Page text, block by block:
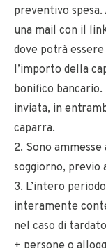
preventivo
una mail con il
dove potrà
l’importo della
bonifico
inviata, in
caparra.
2. Sono
soggiorno, previo
3. L’intero
interamente
nel caso di